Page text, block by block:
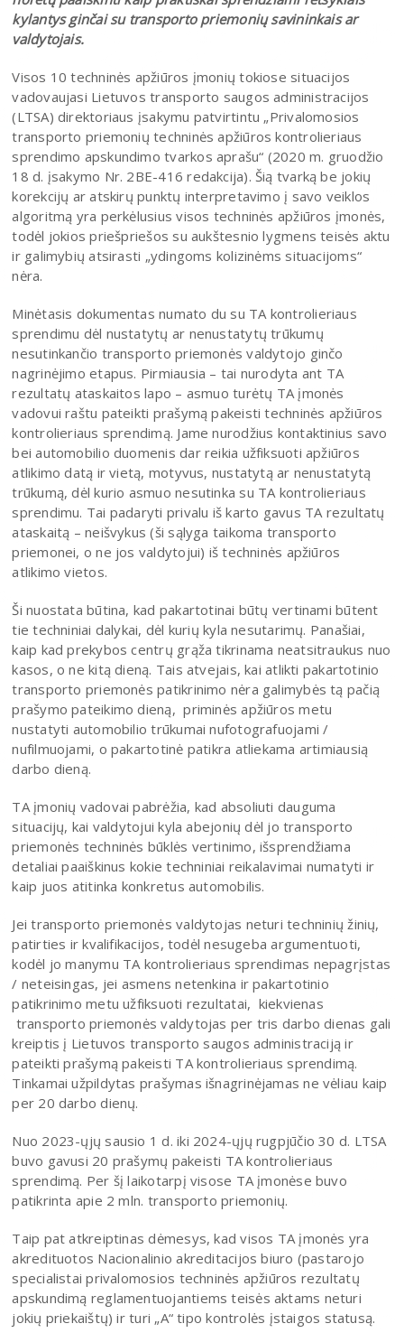
kylantys ginčai su transporto priemonių savininkais ar
valdytojais.
Visos 10 techninės apžiūros įmonių tokiose situacijos
vadovaujasi Lietuvos transporto saugos administracijos
(LTSA) direktoriaus įsakymu patvirtintu „Privalomosios
transporto priemonių techninės apžiūros kontrolieriaus
sprendimo apskundimo tvarkos aprašu“ (2020 m. gruodžio
18 d. įsakymo Nr. 2BE-416 redakcija). Šią tvarką be jokių
korekcijų ar atskirų punktų interpretavimo į savo veiklos
algoritmą yra perkėlusius visos techninės apžiūros įmonės,
todėl jokios priešpriešos su aukštesnio lygmens teisės aktu
ir galimybių atsirasti „ydingoms kolizinėms situacijoms“
nėra.
Minėtasis dokumentas numato du su TA kontrolieriaus
sprendimu dėl nustatytų ar nenustatytų trūkumų
nesutinkančio transporto priemonės valdytojo ginčo
nagrinėjimo etapus. Pirmiausia – tai nurodyta ant TA
rezultatų ataskaitos lapo – asmuo turėtų TA įmonės
vadovui raštu pateikti prašymą pakeisti techninės apžiūros
kontrolieriaus sprendimą. Jame nurodžius kontaktinius savo
bei automobilio duomenis dar reikia užfiksuoti apžiūros
atlikimo datą ir vietą, motyvus, nustatytą ar nenustatytą
trūkumą, dėl kurio asmuo nesutinka su TA kontrolieriaus
sprendimu. Tai padaryti privalu iš karto gavus TA rezultatų
ataskaitą – neišvykus (ši sąlyga taikoma transporto
priemonei, o ne jos valdytojui) iš techninės apžiūros
atlikimo vietos.
Ši nuostata būtina, kad pakartotinai būtų vertinami būtent
tie techniniai dalykai, dėl kurių kyla nesutarimų. Panašiai,
kaip kad prekybos centrų grąža tikrinama neatsitraukus nuo
kasos, o ne kitą dieną. Tais atvejais, kai atlikti pakartotinio
transporto priemonės patikrinimo nėra galimybės tą pačią
prašymo pateikimo dieną, priminės apžiūros metu
nustatyti automobilio trūkumai nufotografuojami /
nufilmuojami, o pakartotinė patikra atliekama artimiausią
darbo dieną.
TA įmonių vadovai pabrėžia, kad absoliuti dauguma
situacijų, kai valdytojui kyla abejonių dėl jo transporto
priemonės techninės būklės vertinimo, išsprendžiama
detaliai paaiškinus kokie techniniai reikalavimai numatyti ir
kaip juos atitinka konkretus automobilis.
Jei transporto priemonės valdytojas neturi techninių žinių,
patirties ir kvalifikacijos, todėl nesugeba argumentuoti,
kodėl jo manymu TA kontrolieriaus sprendimas nepagrįstas
/ neteisingas, jei asmens netenkina ir pakartotinio
patikrinimo metu užfiksuoti rezultatai, kiekvienas
transporto priemonės valdytojas per tris darbo dienas gali
kreiptis į Lietuvos transporto saugos administraciją ir
pateikti prašymą pakeisti TA kontrolieriaus sprendimą.
Tinkamai užpildytas prašymas išnagrinėjamas ne vėliau kaip
per 20 darbo dienų.
Nuo 2023-ųjų sausio 1 d. iki 2024-ųjų rugpjūčio 30 d. LTSA
buvo gavusi 20 prašymų pakeisti TA kontrolieriaus
sprendimą. Per šį laikotarpį visose TA įmonėse buvo
patikrinta apie 2 mln. transporto priemonių.
Taip pat atkreiptinas dėmesys, kad visos TA įmonės yra
akredituotos Nacionalinio akreditacijos biuro (pastarojo
specialistai privalomosios techninės apžiūros rezultatų
apskundimą reglamentuojantiems teisės aktams neturi
jokių priekaištų) ir turi „A“ tipo kontrolės įstaigos statusą.